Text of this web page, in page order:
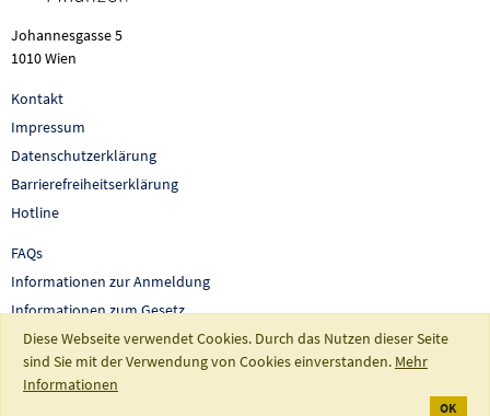
Johannesgasse 5
1010 Wien
Kontakt
Impressum
Datenschutzerklärung
Barrierefreiheitserklärung
Hotline
FAQs
Informationen zur Anmeldung
Informationen zum Gesetz
Auswertungen und Berichte
So fördert Österreich
Diese Webseite verwendet Cookies. Durch das Nutzen dieser Seite
sind Sie mit der Verwendung von Cookies einverstanden. Mehr
Informationen
OK